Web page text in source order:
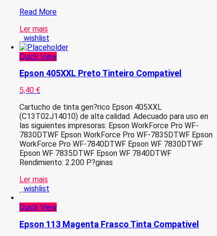
Epson
Azul
Tinteiro
Compativel
Read More
Ler mais
wishlist
Quick View
Epson 405XXL Preto Tinteiro Compativel
5,40 €
Cartucho de tinta gen?rico Epson 405XXL
(C13T02J14010) de alta calidad. Adecuado para uso en
las siguientes impresoras: Epson WorkForce Pro WF-
7830DTWF Epson WorkForce Pro WF-7835DTWF Epson
WorkForce Pro WF-7840DTWF Epson WF 7830DTWF
Epson WF 7835DTWF Epson WF 7840DTWF
Rendimiento: 2.200 P?ginas
Ler mais
wishlist
Quick View
Epson 113 Magenta Frasco Tinta Compativel